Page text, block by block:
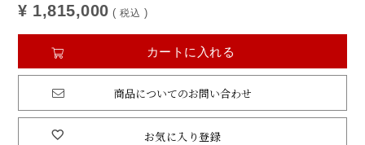
¥ 1,815,000 税込
お気に入り登録
カートに入れる
商品についてのお問い合わせ